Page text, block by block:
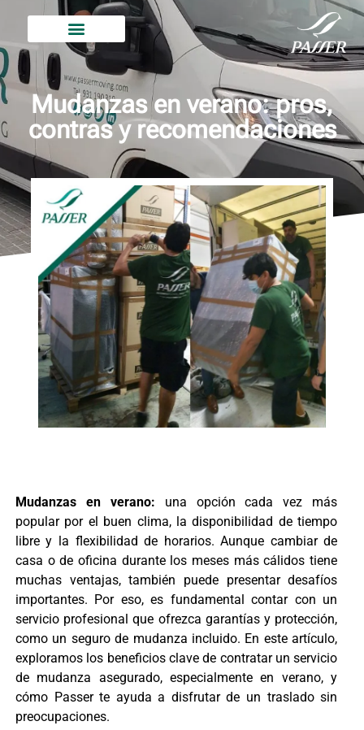
Mudanzas en verano: pros,
contras y recomendaciones
Mudanzas en verano: una opción cada vez más
popular por el buen clima, la disponibilidad de tiempo
libre y la flexibilidad de horarios. Aunque cambiar de
casa o de oficina durante los meses más cálidos tiene
muchas ventajas, también puede presentar desafíos
importantes. Por eso, es fundamental contar con un
servicio profesional que ofrezca garantías y protección,
como un seguro de mudanza incluido. En este artículo,
exploramos los beneficios clave de contratar un servicio
de mudanza asegurado, especialmente en verano, y
cómo Passer te ayuda a disfrutar de un traslado sin
preocupaciones.